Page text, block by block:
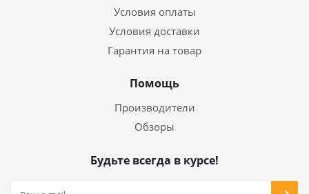
Условия оплаты
Условия доставки
Гарантия на товар
Помощь
Производители
Обзоры
Будьте всегда в курсе!